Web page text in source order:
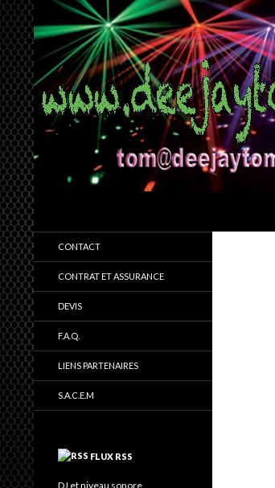
évènement
CONTACT
CONTRAT ET ASSURANCE
DEVIS
F.A.Q.
LIENS PARTENAIRES
S.A.C.E.M
FLUX RSS
DJ et niveau sonore